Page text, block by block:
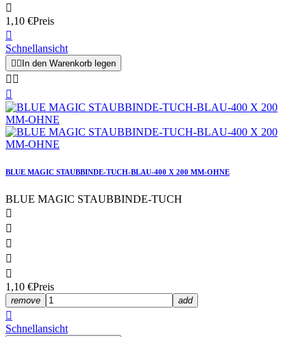

1,10 €Preis

Schnellansicht
  In den Warenkorb legen
 

BLUE MAGIC STAUBBINDE-TUCH-BLAU-400 X 200 MM-OHNE
BLUE MAGIC STAUBBINDE-TUCH





1,10 €Preis
remove add

Schnellansicht